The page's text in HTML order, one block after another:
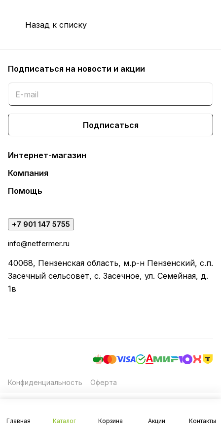
Назад к списку
Главная Каталог Корзина Акции Контакты
Подписаться на новости и акции
Подписаться
Интернет-магазин
Компания
Помощь
+7 901 147 5755
info@netfermer.ru
40068, Пензенская область, м.р-н Пензенский, с.п.
Засечный сельсовет, с. Засечное, ул. Семейная, д.
1в
Конфиденциальность Оферта